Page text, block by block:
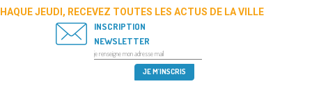
JEUDI, RECEVEZ TOUTES LES ACTUS DE LA VILLE
INSCRIPTION
NEWSLETTER